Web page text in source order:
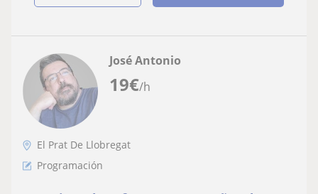
19€/h
José Antonio
El Prat De Llobregat
Programación